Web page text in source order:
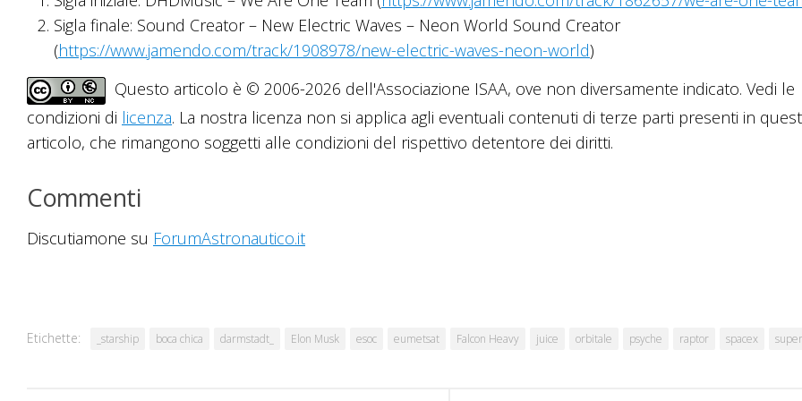
Sigla finale: Sound Creator – New Electric Waves – Neon World Sound Creator
(https://www.jamendo.com/track/1908978/new-electric-waves-neon-world)
Questo articolo è © 2006-2026 dell'Associazione ISAA, ove non diversamente indicato. Vedi le
condizioni di licenza. La nostra licenza non si applica agli eventuali contenuti di terze parti presenti in
articolo, che rimangono soggetti alle condizioni del rispettivo detentore dei diritti.
Commenti
Discutiamone su ForumAstronautico.it
Etichette: _starship boca chica darmstadt_ Elon Musk esoc eumetsat Falcon Heavy juice orbitale psyche raptor spacex